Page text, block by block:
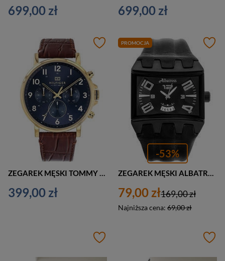
699,00 zł 699,00 zł
ZEGAREK MĘSKI TOMMY HILFIGER 1710380 DANIEL zf030b
399,00 zł
PROMOCJA
-53%
ZEGAREK MĘSKI ALBATROSS ABCA17 NA PASKU CZARNY (za060e)
79,00 zł
Najniższa cena: 69,00 zł
169,00 zł